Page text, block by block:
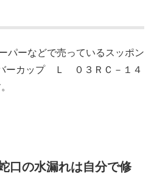
パーなどで売っているスッポン
ーカップ Ｌ ０３ＲＣ－１４
口の水漏れは自分で修